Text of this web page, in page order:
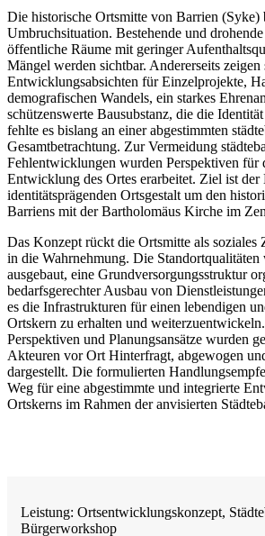
Die historische Ortsmitte von Barrien (Syke)
Umbruchsituation. Bestehende und
öffentliche Räume mit geringer
Mängel werden sichtbar. Andererseits
Entwicklungsabsichten für Einzelprojekte,
demografischen Wandels, ein starkes
schützenswerte Bausubstanz, die die
fehlte es bislang an einer abgestimmten
Gesamtbetrachtung. Zur Vermeidung
Fehlentwicklungen wurden Perspektiven für
Entwicklung des Ortes erarbeitet. Ziel ist der
identitätsprägenden Ortsgestalt um den
Barriens mit der Bartholomäus Kirche im
Das Konzept rückt die Ortsmitte als soziales
in die Wahrnehmung. Die Standortqualitäten
ausgebaut, eine Grundversorgungsstruktur
bedarfsgerechter Ausbau von
es die Infrastrukturen für einen lebendigen
Ortskern zu erhalten und
Perspektiven und Planungsansätze wurden
Akteuren vor Ort Hinterfragt, abgewogen
dargestellt. Die formulierten
Weg für eine abgestimmte und integrierte
Ortskerns im Rahmen der anvisierten
Leistung: Ortsentwicklungskonzept,
Bürgerworkshop